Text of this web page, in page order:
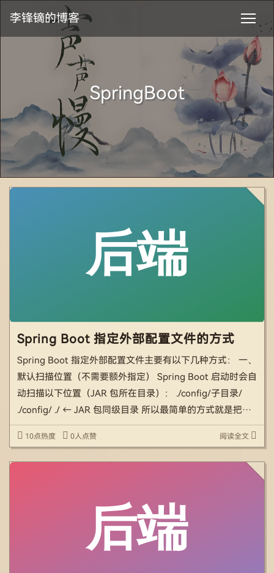
李锋镝的博客
SpringBoot
Spring Boot 指定外部配置文件的方式
Spring Boot 指定外部配置文件主要有以下几种方式： 一、
默认扫描位置（不需要额外指定） Spring Boot 启动时会自
动扫描以下位置（JAR 包所在目录）： ./config/子目录/
./config/ ./ ← JAR 包同级目录 所以最简单的方式就是把配
置文件直接放在 JAR 包旁边： /app/ […]
10点热度 0人点赞 阅读全文